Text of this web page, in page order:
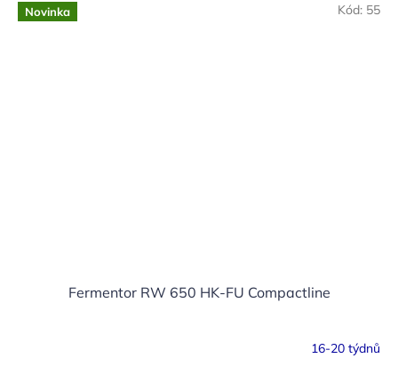
Novinka
Fermentor RW 650 HK-FU Compactline
16-20 týdnů
Kód: 55